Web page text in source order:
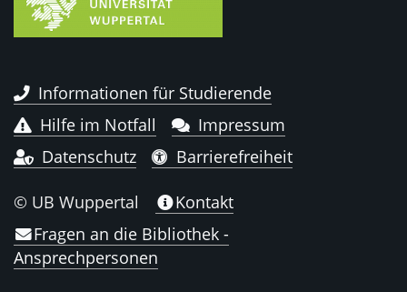
Informationen für Studierende
Hilfe im Notfall
Impressum
Datenschutz
Barrierefreiheit
© UB Wuppertal
Kontakt
Fragen an die Bibliothek -
Ansprechpersonen